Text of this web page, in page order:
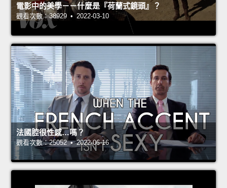
電影中的美學－－什麼是『荷蘭式鏡頭』？
觀看次數：38929 • 2022-03-10
法國腔很性感…嗎？
觀看次數：25052 • 2022-06-16